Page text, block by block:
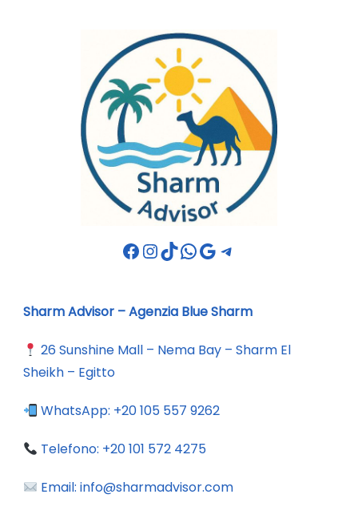
Sharm Advisor – Agenzia Blue Sharm
26 Sunshine Mall – Nema Bay – Sharm El
Sheikh – Egitto
WhatsApp: +20 105 557 9262
Telefono: +20 101 572 4275
Email:info@sharmadvisor.com